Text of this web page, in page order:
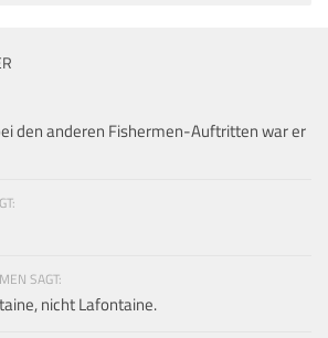
den anderen Fishermen-Auftritten war er
SAGT:
nicht Lafontaine.